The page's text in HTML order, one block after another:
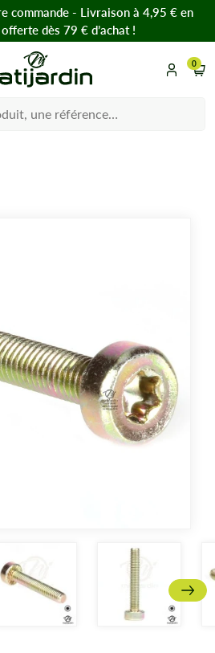
commande - Livraison à 4,95 € en
dès 79 € d’achat !
0